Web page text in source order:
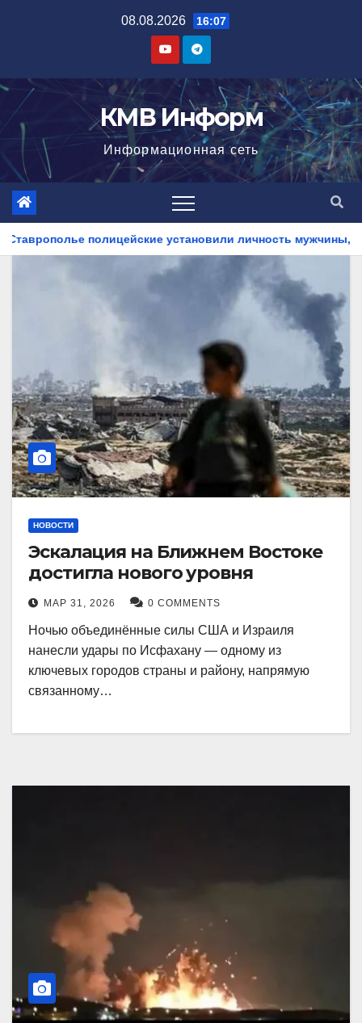
08.08.2026 16:07
КМВ Информ
Информационная сеть
личность мужчины, причастного к кражам
НОВОСТИ
Эскалация на Ближнем Востоке
достигла нового уровня
МАР 31, 2026 0 COMMENTS
Ночью объединённые силы США и Израиля
нанесли удары по Исфахану — одному из
ключевых городов страны и району, напрямую
связанному…